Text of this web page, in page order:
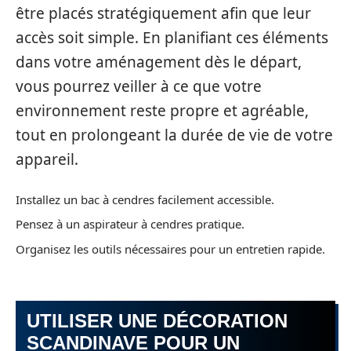
être placés stratégiquement afin que leur
accès soit simple. En planifiant ces éléments
dans votre aménagement dès le départ,
vous pourrez veiller à ce que votre
environnement reste propre et agréable,
tout en prolongeant la durée de vie de votre
appareil.
Installez un bac à cendres facilement accessible.
Pensez à un aspirateur à cendres pratique.
Organisez les outils nécessaires pour un entretien rapide.
UTILISER UNE DÉCORATION
SCANDINAVE POUR UN